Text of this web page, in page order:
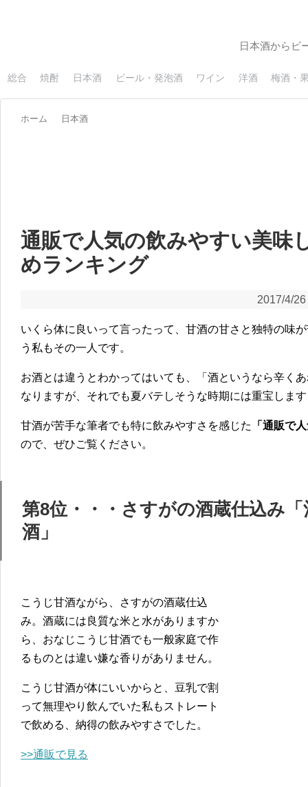
日本酒からビ
総合 焼酎 日本酒 ビール・発泡酒 ワイン 洋酒 梅酒・
ホーム 日本酒
通販で人気の飲みやすい美味
めランキング
2017/4/26
いくら体に良いって言ったって、甘酒の甘さと独特の味
う私もその一人です。
お酒とは違うとわかってはいても、「酒というなら辛く
なりますが、それでも夏バテしそうな時期には重宝しま
甘酒が苦手な筆者でも特に飲みやすさを感じた
「通販で
ので、ぜひご覧ください。
第8位・・・さすがの酒蔵仕込み
酒」
こうじ甘酒ながら、さすがの酒蔵仕込
み。酒蔵には良質な米と水がありますか
ら、おなじこうじ甘酒でも一般家庭で作
るものとは違い嫌な香りがありません。
こうじ甘酒が体にいいからと、豆乳で割
って無理やり飲んでいた私もストレート
で飲める、納得の飲みやすさでした。
>>通販で見る